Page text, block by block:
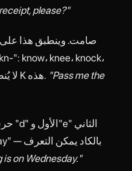
please?"
knight، knot. لا يُنطق أيّ من حروف K هذه. "Pass me the
is on Wednesday."